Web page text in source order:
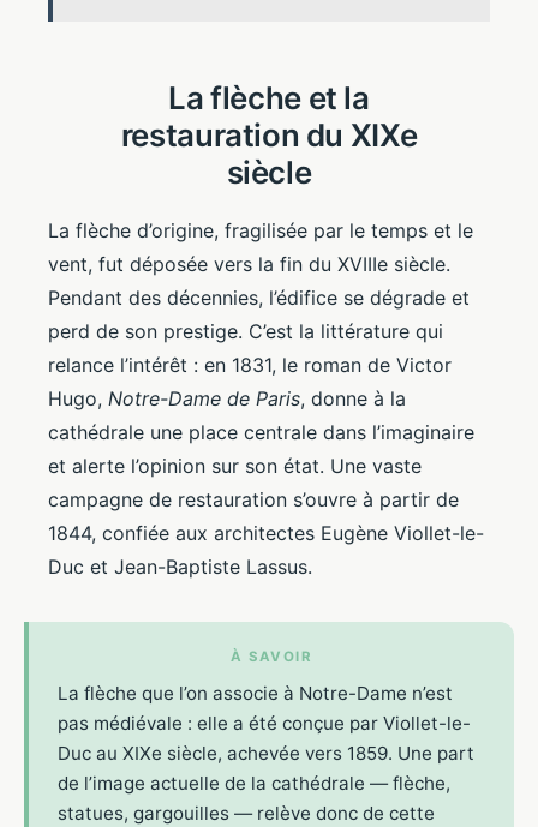
La flèche et la
restauration du XIXe
siècle
La flèche d’origine, fragilisée par le temps et le
vent, fut déposée vers la fin du XVIIIe siècle.
Pendant des décennies, l’édifice se dégrade et
perd de son prestige. C’est la littérature qui
relance l’intérêt : en 1831, le roman de Victor
Hugo, Notre-Dame de Paris, donne à la
cathédrale une place centrale dans l’imaginaire
et alerte l’opinion sur son état. Une vaste
campagne de restauration s’ouvre à partir de
1844, confiée aux architectes Eugène Viollet-le-
Duc et Jean-Baptiste Lassus.
À SAVOIR
La flèche que l’on associe à Notre-Dame n’est
pas médiévale : elle a été conçue par Viollet-le-
Duc au XIXe siècle, achevée vers 1859. Une part
de l’image actuelle de la cathédrale — flèche,
statues, gargouilles — relève donc de cette